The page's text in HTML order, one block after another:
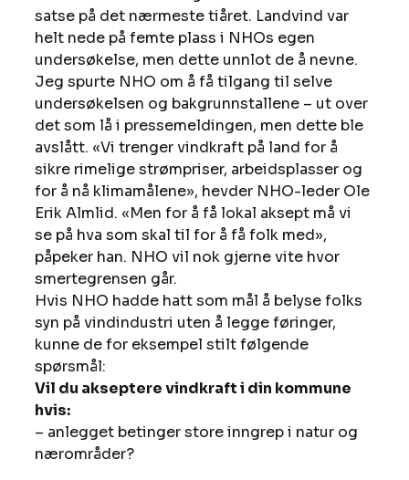
satse på det nærmeste tiåret. Landvind var
helt nede på femte plass i NHOs egen
undersøkelse, men dette unnlot de å nevne.
Jeg spurte NHO om å få tilgang til selve
undersøkelsen og bakgrunnstallene – ut over
det som lå i pressemeldingen, men dette ble
avslått. «Vi trenger vindkraft på land for å
sikre rimelige strømpriser, arbeidsplasser og
for å nå klimamålene», hevder NHO-leder Ole
Erik Almlid. «Men for å få lokal aksept må vi
se på hva som skal til for å få folk med»,
påpeker han. NHO vil nok gjerne vite hvor
smertegrensen går.
Hvis NHO hadde hatt som mål å belyse folks
syn på vindindustri uten å legge føringer,
kunne de for eksempel stilt følgende
spørsmål:
Vil du akseptere vindkraft i din kommune
hvis:
– anlegget betinger store inngrep i natur og
nærområder?